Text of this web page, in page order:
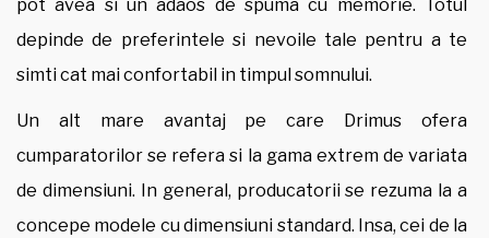
pot avea si un adaos de spuma cu memorie. Totul
depinde de preferintele si nevoile tale pentru a te
simti cat mai confortabil in timpul somnului.
Un alt mare avantaj pe care Drimus ofera
cumparatorilor se refera si la gama extrem de variata
de dimensiuni. In general, producatorii se rezuma la a
concepe modele cu dimensiuni standard. Insa, cei de la